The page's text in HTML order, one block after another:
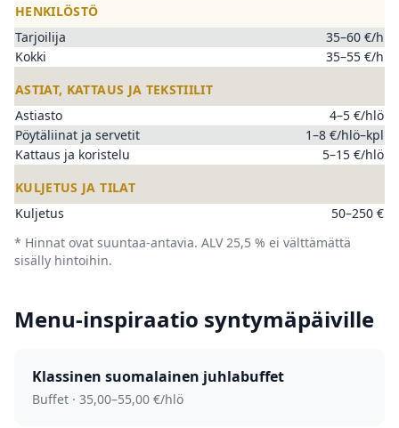
HENKILÖSTÖ
Tarjoilija
35–60 €/h
Kokki
35–55 €/h
ASTIAT, KATTAUS JA TEKSTIILIT
Astiasto
4–5 €/hlö
Pöytäliinat ja servetit
1–8 €/hlö–kpl
Kattaus ja koristelu
5–15 €/hlö
KULJETUS JA TILAT
Kuljetus
50–250 €
* Hinnat ovat suuntaa-antavia. ALV 25,5 % ei välttämättä
sisälly hintoihin.
Menu-inspiraatio syntymäpäiville
Klassinen suomalainen juhla­buffet
Buffet · 35,00–55,00 €/hlö